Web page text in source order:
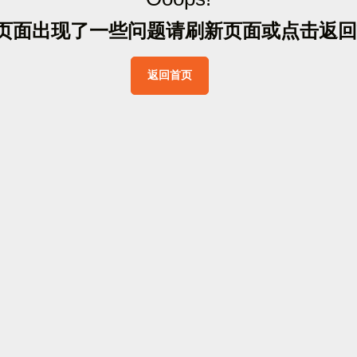
面出现了一些问题请刷新页面或点击返 回
返回首页